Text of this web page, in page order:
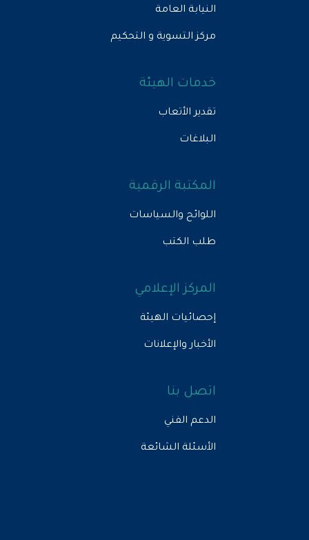
النيابة العامة
مركز التسوية و التحكيم
خدمات الهيئة
تقدير الأتعاب
البلاغات
المكتبة الرقمية
اللوائح والسياسات
طلب الكتب
المركز الإعلامي
إحصائيات الهيئة
الأخبار والإعلانات
اتصل بنا
الدعم الفني
الأسئلة الشائعة